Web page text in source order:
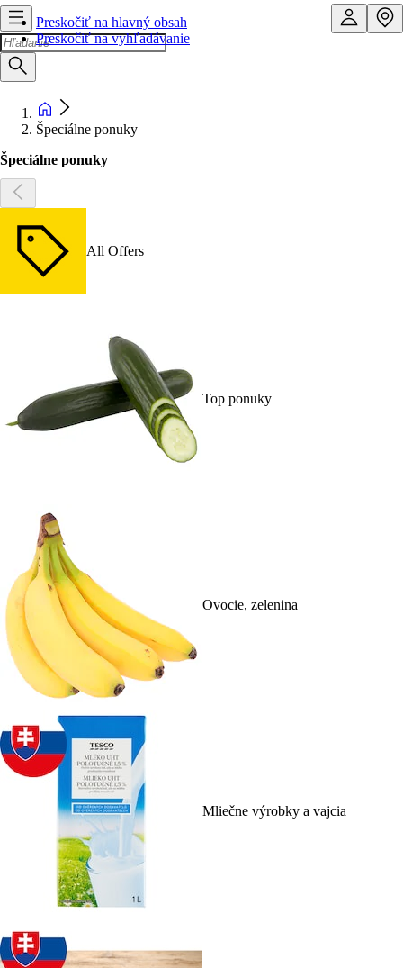
Preskočiť na hlavný obsah
Preskočiť na vyhľadávanie
Špeciálne ponuky
Špeciálne ponuky
All Offers
Top ponuky
Ovocie, zelenina
Mliečne výrobky a vajcia